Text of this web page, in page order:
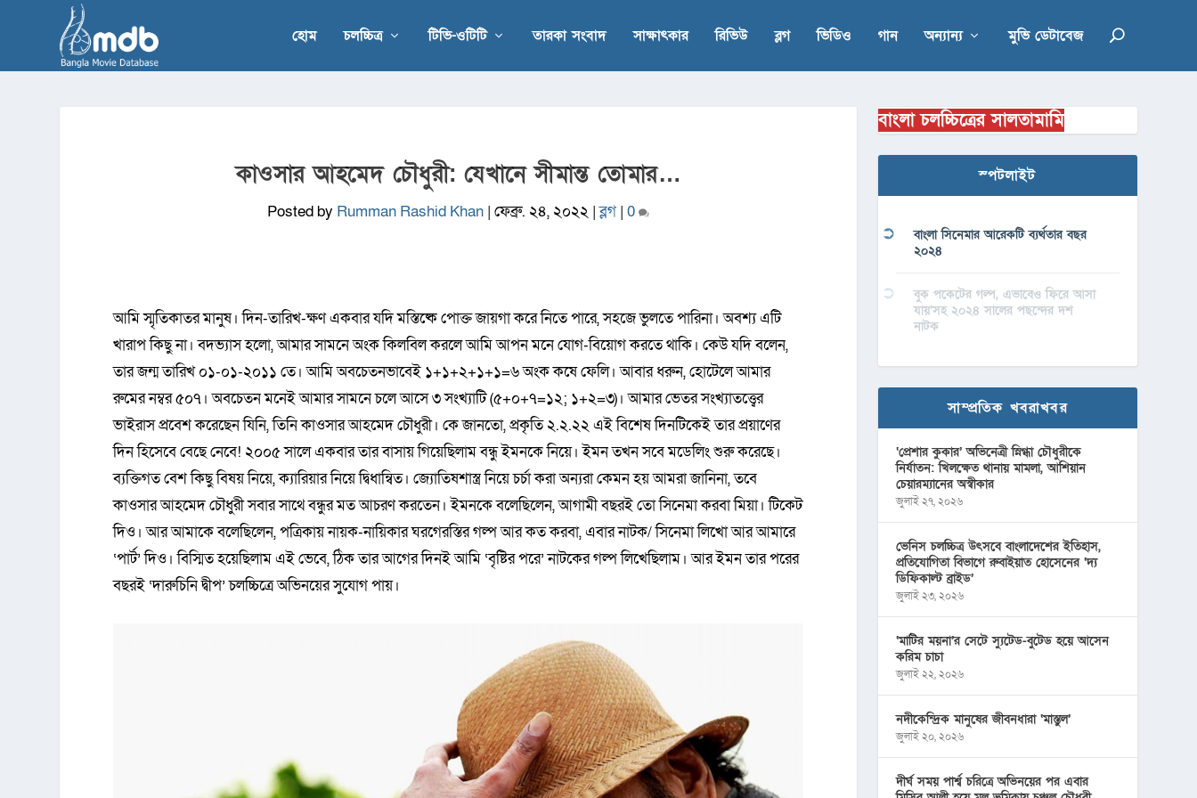
হোম চলচ্চিত্র টিভি-ওটিটি তারকা সংবাদ সাক্ষাৎকার রিভিউ ব্লগ ভিডিও গান অন্যান্য মুভি ডেটাবেজ
কাওসার আহমেদ চৌধুরী: যেখানে সীমান্ত তোমার…
Posted by Rumman Rashid Khan |ফেব্রু. ২৪, ২০২২ |ব্লগ |0
আমি স্মৃতিকাতর মানুষ। দিন-তারিখ-ক্ষণ একবার যদি মস্তিষ্কে পোক্ত জায়গা করে নিতে পারে, সহজে ভুলতে পারিনা। অবশ্য এটি
খারাপ কিছু না। বদভ্যাস হলো, আমার সামনে অংক কিলবিল করলে আমি আপন মনে যোগ-বিয়োগ করতে থাকি। কেউ যদি বলেন,
তার জন্ম তারিখ ০১-০১-২০১১ তে। আমি অবচেতনভাবেই ১+১+২+১+১=৬ অংক কষে ফেলি। আবার ধরুন, হোটেলে আমার
রুমের নম্বর ৫০৭। অবচেতন মনেই আমার সামনে চলে আসে ৩ সংখ্যাটি (৫+০+৭=১২; ১+২=৩)। আমার ভেতর সংখ্যাতত্ত্বের
ভাইরাস প্রবেশ করেছেন যিনি, তিনি কাওসার আহমেদ চৌধুরী। কে জানতো, প্রকৃতি ২.২.২২ এই বিশেষ দিনটিকেই তার প্রয়াণের
দিন হিসেবে বেছে নেবে! ২০০৫ সালে একবার তার বাসায় গিয়েছিলাম বন্ধু ইমনকে নিয়ে। ইমন তখন সবে মডেলিং শুরু করেছে।
ব্যক্তিগত বেশ কিছু বিষয় নিয়ে, ক্যারিয়ার নিয়ে দ্বিধান্বিত। জ্যোতিষশাস্ত্র নিয়ে চর্চা করা অন্যরা কেমন হয় আমরা জানিনা, তবে
কাওসার আহমেদ চৌধুরী সবার সাথে বন্ধুর মত আচরণ করতেন। ইমনকে বলেছিলেন, আগামী বছরই তো সিনেমা করবা মিয়া। টিকেট
দিও। আর আমাকে বলেছিলেন, পত্রিকায় নায়ক-নায়িকার ঘরগেরস্তির গল্প আর কত করবা, এবার নাটক/ সিনেমা লিখো আর আমারে
‘পার্ট’ দিও। বিস্মিত হয়েছিলাম এই ভেবে, ঠিক তার আগের দিনই আমি ‘বৃষ্টির পরে’ নাটকের গল্প লিখেছিলাম। আর ইমন তার পরের
বছরই ‘দারুচিনি দ্বীপ’ চলচ্চিত্রে অভিনয়ের সুযোগ পায়।
বাংলা চলচ্চিত্রের সালতামামি
স্পটলাইট
বাংলা সিনেমার আরেকটি ব্যর্থতার বছর
২০২৪
বুক পকেটের গল্প, এভাবেও ফিরে আসা
যায়’সহ ২০২৪ সালের পছন্দের দশ
নাটক
সাম্প্রতিক খবরাখবর
‘প্রেশার কুকার’ অভিনেত্রী স্নিগ্ধা চৌধুরীকে
নির্যাতন: খিলক্ষেত থানায় মামলা, আশিয়ান
চেয়ারম্যানের অস্বীকার
জুলাই ২৭, ২০২৬
ভেনিস চলচ্চিত্র উৎসবে বাংলাদেশের ইতিহাস,
প্রতিযোগিতা বিভাগে রুবাইয়াত হোসেনের ‘দ্য
ডিফিকাল্ট ব্রাইড’
জুলাই ২৩, ২০২৬
‘মাটির ময়না’র সেটে স্যুটেড-বুটেড হয়ে আসেন
করিম চাচা
জুলাই ২২, ২০২৬
নদীকেন্দ্রিক মানুষের জীবনধারা ‘মাস্তুল’
জুলাই ২০, ২০২৬
দীর্ঘ সময় পার্শ্ব চরিত্রে অভিনয়ের পর এবার